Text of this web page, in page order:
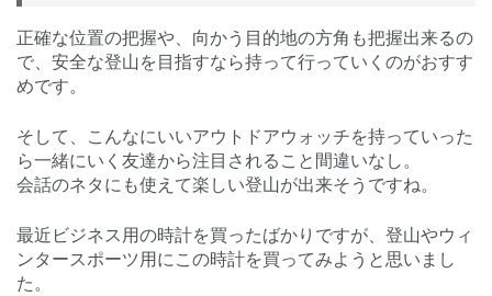
正確な位置の把握や、向かう目的地の方角も把握出来るの
で、安全な登山を目指すなら持って行っていくのがおすす
めです。
そして、こんなにいいアウトドアウォッチを持っていった
ら一緒にいく友達から注目されること間違いなし。
会話のネタにも使えて楽しい登山が出来そうですね。
最近ビジネス用の時計を買ったばかりですが、登山やウィ
ンタースポーツ用にこの時計を買ってみようと思いまし
た。